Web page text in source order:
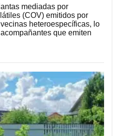
mediadas por
(COV) emitidos por
heteroespecíficas, lo
que emiten